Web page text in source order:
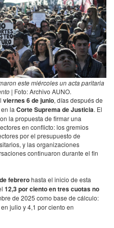
este miércoles un acta paritaria
| Foto: Archivo AUNO.
viernes 6 de junio, días después de
la Corte Suprema de Justicia. El
la propuesta de firmar una
en conflicto: los gremios
por el presupuesto de
y las organizaciones
continuaron durante el fin
febrerohasta el inicio de esta
12,3 por ciento en tres cuotas no
de 2025 como base de cálculo:
julio y 4,1 por ciento en